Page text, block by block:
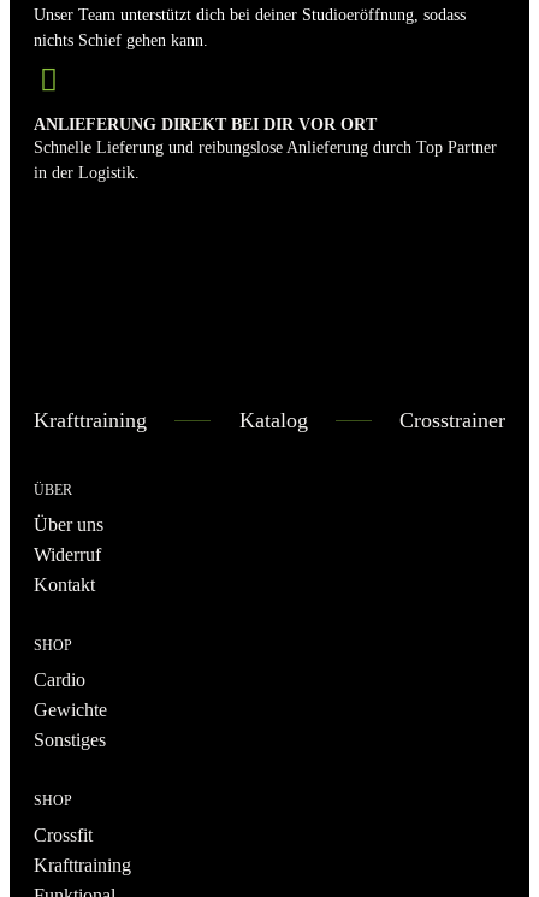
Unser Team unterstützt dich bei deiner Studioeröffnung, sodass
nichts Schief gehen kann.
ANLIEFERUNG DIREKT BEI DIR VOR ORT
Schnelle Lieferung und reibungslose Anlieferung durch Top Partner
in der Logistik.
Krafttraining Katalog Crosstrainer
ÜBER
Über uns
Widerruf
Kontakt
SHOP
Cardio
Gewichte
Sonstiges
SHOP
Crossfit
Krafttraining